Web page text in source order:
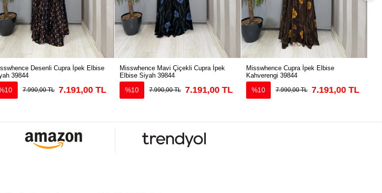
Desenli Cupra İpek Elbise
39844
7.990,00 TL 7.191,00 TL
Misswhence Mavi Çiçekli Cupra İpek
Elbise Siyah 39844
%10 7.990,00 TL 7.191,00 TL
Misswhence Cupra İpek Elbise
Kahverengi 39844
%10 7.990,00 TL 7.191,00 TL